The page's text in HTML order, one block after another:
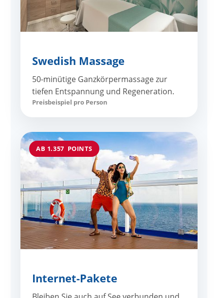
Swedish Massage
50-minütige Ganzkörpermassage zur
tiefen Entspannung und Regeneration.
Preisbeispiel pro Person
AB 1.357 POINTS
Internet-Pakete